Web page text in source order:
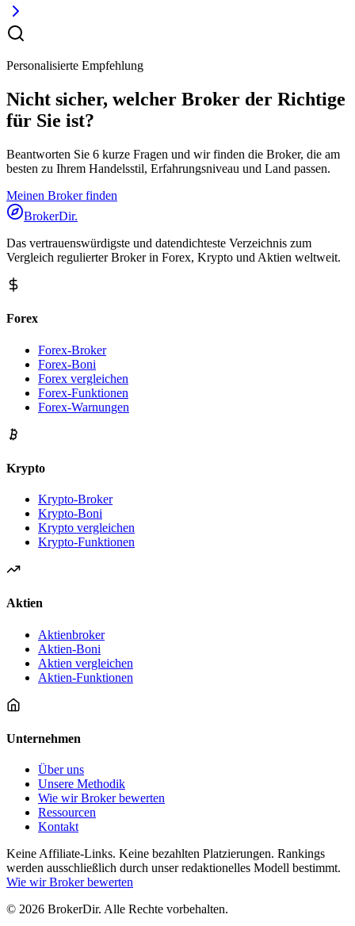
Personalisierte Empfehlung
Nicht sicher, welcher Broker der Richtige
für Sie ist?
Beantworten Sie 6 kurze Fragen und wir finden die Broker, die am
besten zu Ihrem Handelsstil, Erfahrungsniveau und Land passen.
Meinen Broker finden
BrokerDir.
Das vertrauenswürdigste und datendichteste Verzeichnis zum
Vergleich regulierter Broker in Forex, Krypto und Aktien weltweit.
Forex
Forex-Broker
Forex-Boni
Forex vergleichen
Forex-Funktionen
Forex-Warnungen
Krypto
Krypto-Broker
Krypto-Boni
Krypto vergleichen
Krypto-Funktionen
Aktien
Aktienbroker
Aktien-Boni
Aktien vergleichen
Aktien-Funktionen
Unternehmen
Über uns
Unsere Methodik
Wie wir Broker bewerten
Ressourcen
Kontakt
Keine Affiliate-Links. Keine bezahlten Platzierungen. Rankings
werden ausschließlich durch unser redaktionelles Modell bestimmt.
Wie wir Broker bewerten
© 2026 BrokerDir. Alle Rechte vorbehalten.